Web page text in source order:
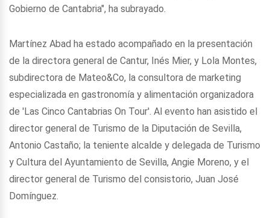
Gobierno de Cantabria", ha subrayado.
Martínez Abad ha estado acompañado en la presentación
de la directora general de Cantur, Inés Mier, y Lola Montes,
subdirectora de Mateo&Co, la consultora de marketing
especializada en gastronomía y alimentación organizadora
de 'Las Cinco Cantabrias On Tour'. Al evento han asistido el
director general de Turismo de la Diputación de Sevilla,
Antonio Castaño; la teniente alcalde y delegada de Turismo
y Cultura del Ayuntamiento de Sevilla, Angie Moreno, y el
director general de Turismo del consistorio, Juan José
Domínguez.